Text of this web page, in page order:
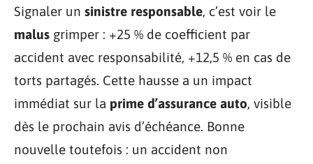
Signaler un sinistre responsable, c’est voir le
malus grimper : +25 % de coefficient par
accident avec responsabilité, +12,5 % en cas de
torts partagés. Cette hausse a un impact
immédiat sur la prime d’assurance auto, visible
dès le prochain avis d’échéance. Bonne
nouvelle toutefois : un accident non